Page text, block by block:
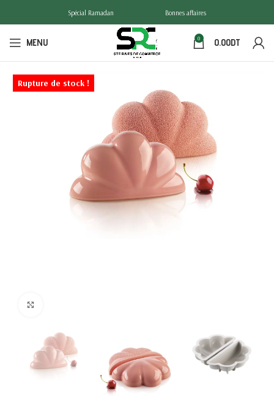
Spécial Ramadan Bonnes affaires
MENU 0 0.00DT
Rupture de stock !